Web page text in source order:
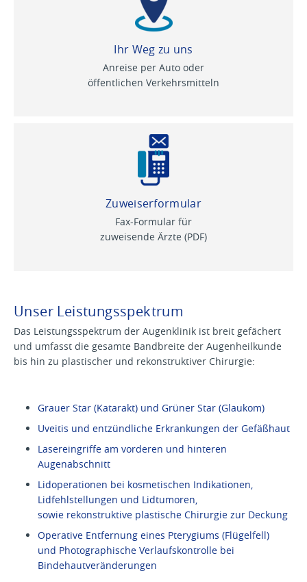
Ihr Weg zu uns
Anreise per Auto oder
öffentlichen Verkehrsmitteln
Zuweiserformular
Fax-Formular für
zuweisende Ärzte (PDF)
Unser Leistungsspektrum
Das Leistungsspektrum der Augenklinik ist breit gefächert
und umfasst die gesamte Bandbreite der Augenheilkunde
bis hin zu plastischer und rekonstruktiver Chirurgie:
Grauer Star (Katarakt) und Grüner Star (Glaukom)
Uveitis und entzündliche Erkrankungen der Gefäßhaut
Lasereingriffe am vorderen und hinteren
Augenabschnitt
Lidoperationen bei kosmetischen Indikationen,
Lidfehlstellungen und Lidtumoren,
sowie rekonstruktive plastische Chirurgie zur Deckung
Operative Entfernung eines Pterygiums (Flügelfell)
und Photographische Verlaufskontrolle bei
Bindehautveränderungen